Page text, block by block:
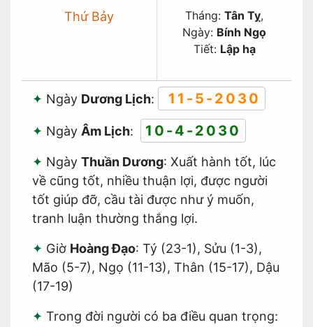
Thứ Bảy Tháng: Tân Tỵ,
Ngày: Bính Ngọ
Tiết: Lập hạ
Ngày Dương Lịch: 11-5-2030
Ngày Âm Lịch: 10-4-2030
Ngày Thuần Dương: Xuất hành tốt, lúc
về cũng tốt, nhiều thuận lợi, được người
tốt giúp đỡ, cầu tài được như ý muốn,
tranh luận thường thắng lợi.
Giờ Hoàng Đạo: Tý (23-1), Sửu (1-3),
Mão (5-7), Ngọ (11-13), Thân (15-17), Dậu
(17-19)
Trong đời người có ba điều quan trọng: